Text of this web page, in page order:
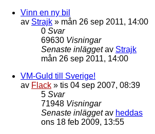
Vinn en ny bil
av Strajk » mån 26 sep 2011, 14:00
0 Svar
69630 Visningar
Senaste inläggetav Strajk
mån 26 sep 2011, 14:00
VM-Guld till Sverige!
av Flack » tis 04 sep 2007, 08:39
5 Svar
71948 Visningar
Senaste inläggetav heddas
ons 18 feb 2009, 13:55